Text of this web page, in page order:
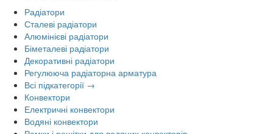
Радіатори
Сталеві радіатори
Алюмінієві радіатори
Біметалеві радіатори
Декоративні радіатори
Регулююча радіаторна арматура
Всі підкатегорії →
Конвектори
Електричні конвектори
Водяні конвектори